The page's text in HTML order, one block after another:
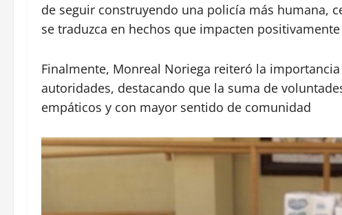
de seguir construyendo una policía más humana,
se traduzca en hechos que impacten
Finalmente, Monreal Noriega reiteró la
autoridades, destacando que la suma de
empáticos y con mayor sentido de comunidad